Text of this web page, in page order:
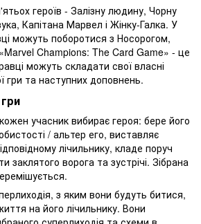
героїв - Залізну людину, Чорну
Капітана Марвел і Жінку-Галка. У
можуть поборотися з Носорогом,
Champions: The Card Game» - це
можуть складати свої власні
гри та наступних доповнень.
учасник вибирає героя: бере його
/ альтер его, виставляє
лічильнику, кладе поруч
заклятого ворога та зустрічі. Зібрана
з яким вони будуть битися,
на його лічильнику. Вони